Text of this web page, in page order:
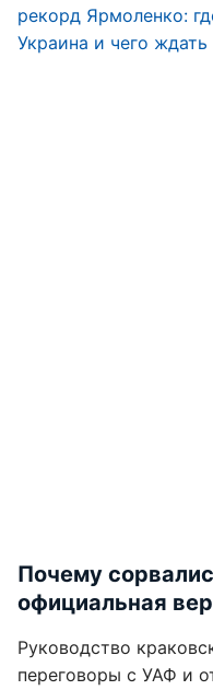
рекорд Ярмоленко:
Украина и чего ждать
Почему
официальная
Руководство
переговоры с УАФ и